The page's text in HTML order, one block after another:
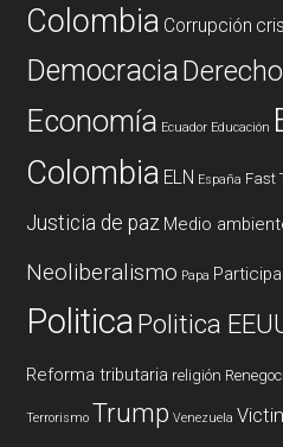
Colombia Corrupción
Democracia
Economía Ecuador Educación
Colombia ELN España Fast
Justicia de paz Medio
Neoliberalismo Papa
PoliticaPolitica
Reforma tributaria religión
Terrorismo Trump Venezuela